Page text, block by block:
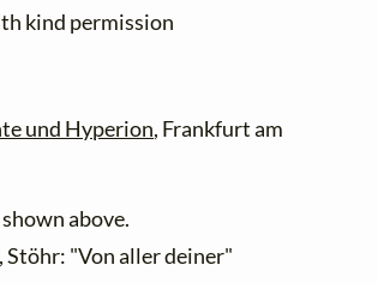
kind permission
und Hyperion, Frankfurt am
above.
Stöhr: "Von aller deiner"